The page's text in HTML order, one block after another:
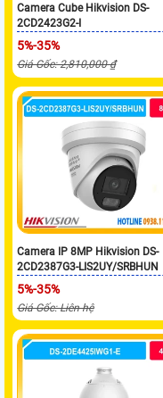
Camera Cube Hikvision DS-
2CD2423G2-I
5%-35%
Giá Gốc: 2,810,000 ₫
Camera IP 8MP Hikvision DS-
2CD2387G3-LIS2UY/SRBHUN
5%-35%
Giá Gốc: Liên hệ